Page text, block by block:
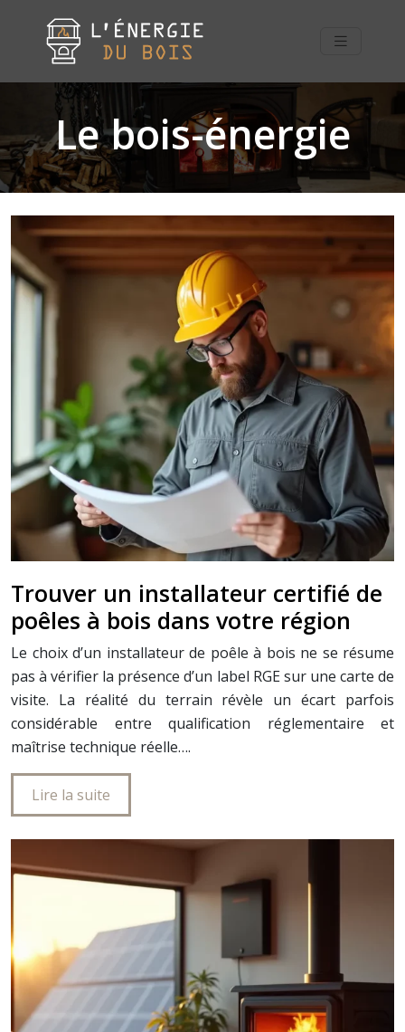
Le bois-énergie
Trouver un installateur certifié de
poêles à bois dans votre région
Le choix d’un installateur de poêle à bois ne se résume
pas à vérifier la présence d’un label RGE sur une carte de
visite. La réalité du terrain révèle un écart parfois
considérable entre qualification réglementaire et
maîtrise technique réelle….
Lire la suite